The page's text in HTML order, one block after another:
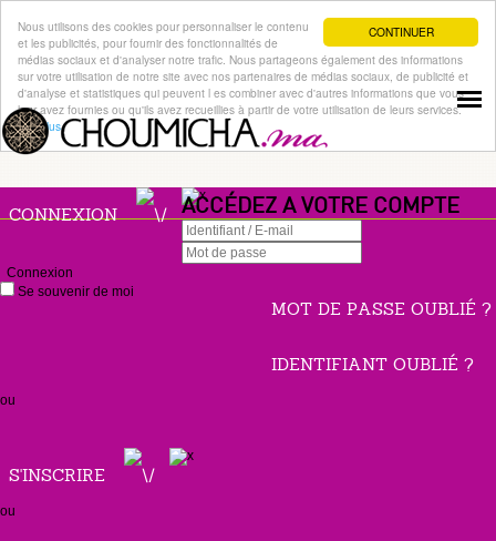
CONTINUER
Nous utilisons des cookies pour personnaliser le contenu
et les publicités, pour fournir des fonctionnalités de
médias sociaux et d'analyser notre trafic. Nous partageons également des informations
sur votre utilisation de notre site avec nos partenaires de médias sociaux, de publicité et
d'analyse et statistiques qui peuvent l es combiner avec d'autres informations que vous
leur avez fournies ou qu'ils avez recueillies à partir de votre utilisation de leurs services.
Lire plus
CONNEXION ACCÉDEZ A VOTRE COMPTE
Connexion
Se souvenir de moi
MOT DE PASSE OUBLIÉ ?
IDENTIFIANT OUBLIÉ ?
ou
S'INSCRIRE
ou